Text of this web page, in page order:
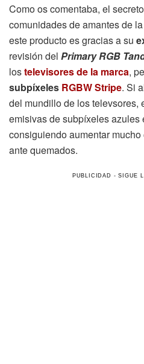
Como os comentaba, el
comunidades de amantes de
este producto es gracias a su
revisión del Primary RGB
lostelevisores de la marca,
subpíxeles RGBW Stripe. Si
del mundillo de los televsores,
emisivas de subpíxeles azules
consiguiendo aumentar
ante quemados.